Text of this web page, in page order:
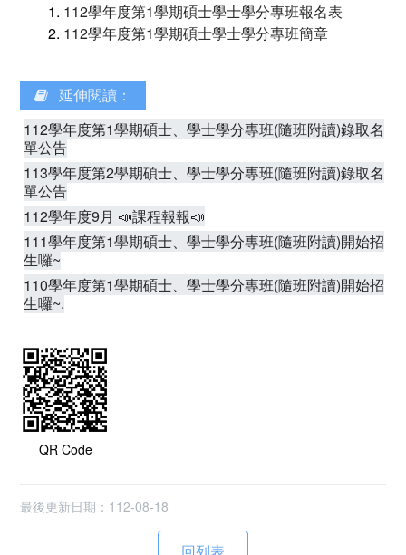
112學年度第1學期碩士學士學分專班報名表
112學年度第1學期碩士學士學分專班簡章
延伸閱讀：
112學年度第1學期碩士、學士學分專班(隨班附讀)錄取名
單公告
113學年度第2學期碩士、學士學分專班(隨班附讀)錄取名
單公告
112學年度9月 📣課程報報📣
111學年度第1學期碩士、學士學分專班(隨班附讀)開始招
生囉~
110學年度第1學期碩士、學士學分專班(隨班附讀)開始招
生囉~.
QR Code
最後更新日期：112-08-18